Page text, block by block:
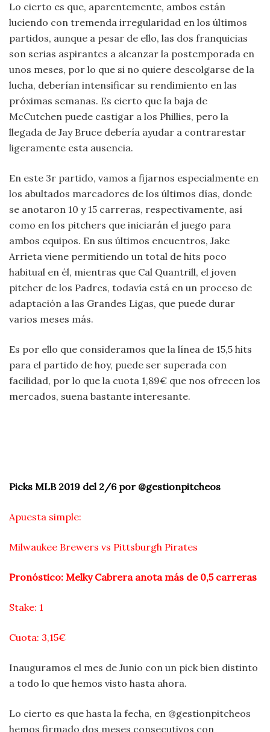
Lo cierto es que, aparentemente, ambos están
luciendo con tremenda irregularidad en los últimos
partidos, aunque a pesar de ello, las dos franquicias
son serias aspirantes a alcanzar la postemporada en
unos meses, por lo que si no quiere descolgarse de la
lucha, deberían intensificar su rendimiento en las
próximas semanas. Es cierto que la baja de
McCutchen puede castigar a los Phillies, pero la
llegada de Jay Bruce debería ayudar a contrarestar
ligeramente esta ausencia.
En este 3r partido, vamos a fijarnos especialmente en
los abultados marcadores de los últimos días, donde
se anotaron 10 y 15 carreras, respectivamente, así
como en los pitchers que iniciarán el juego para
ambos equipos. En sus últimos encuentros, Jake
Arrieta viene permitiendo un total de hits poco
habitual en él, mientras que Cal Quantrill, el joven
pitcher de los Padres, todavía está en un proceso de
adaptación a las Grandes Ligas, que puede durar
varios meses más.
Es por ello que consideramos que la línea de 15,5 hits
para el partido de hoy, puede ser superada con
facilidad, por lo que la cuota 1,89€ que nos ofrecen los
mercados, suena bastante interesante.
Picks MLB 2019 del 2/6 por @gestionpitcheos
Apuesta simple:
Milwaukee Brewers vs Pittsburgh Pirates
Pronóstico: Melky Cabrera anota más de 0,5 carreras
Stake: 1
Cuota: 3,15€
Inauguramos el mes de Junio con un pick bien distinto
a todo lo que hemos visto hasta ahora.
Lo cierto es que hasta la fecha, en @gestionpitcheos
hemos firmado dos meses consecutivos con